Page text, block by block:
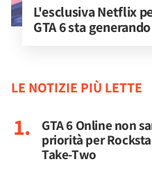
L'esclusiva Netflix
GTA 6 sta
LE NOTIZIE PIÙ LETTE
GTA 6 Online non
priorità per
Take-Two